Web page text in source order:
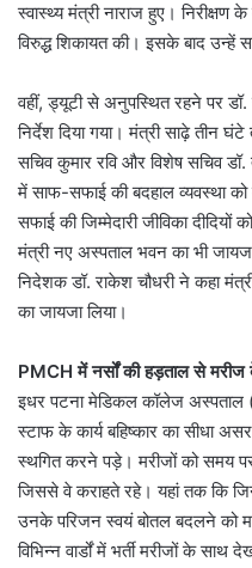
स्वास्थ्य मंत्री नाराज हुए। निरीक्षण
विरुद्ध शिकायत की। इसके बाद उन्हें
वहीं, ड्यूटी से अनुपस्थित रहने पर
निर्देश दिया गया। मंत्री साढ़े तीन
सचिव कुमार रवि और विशेष सचिव
में साफ-सफाई की बदहाल व्यवस्था को
सफाई की जिम्मेदारी जीविका दीदियों
मंत्री नए अस्पताल भवन का भी
निदेशक डॉ. राकेश चौधरी ने कहा
का जायजा लिया।
PMCH में नर्सों की हड़ताल से मरीज
इधर पटना मेडिकल कॉलेज अस्पताल
स्टाफ के कार्य बहिष्कार का सीधा
स्थगित करने पड़े। मरीजों को समय
जिससे वे कराहते रहे। यहां तक कि
उनके परिजन स्वयं बोतल बदलने को
विभिन्न वार्डों में भर्ती मरीजों के